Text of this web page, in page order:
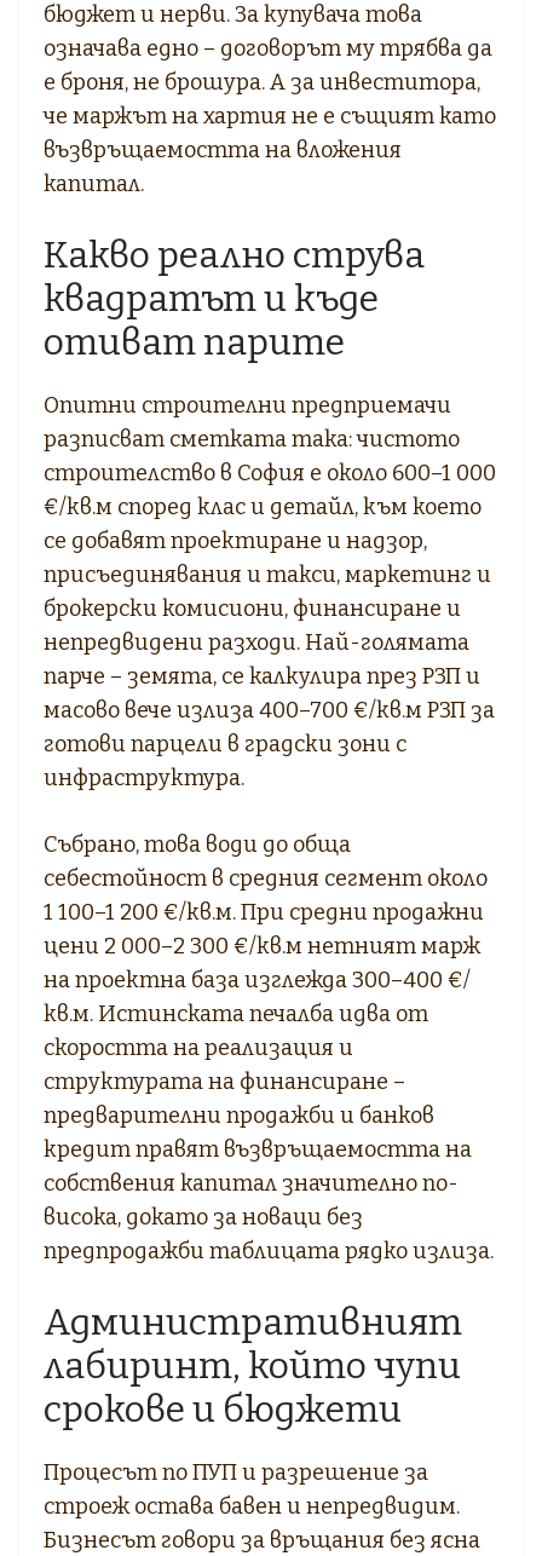
бюджет и нерви. За купувача това
означава едно – договорът му трябва да
е броня, не брошура. А за инвеститора,
че маржът на хартия не е същият като
възвръщаемостта на вложения
капитал.
Какво реално струва
квадратът и къде
отиват парите
Опитни строителни предприемачи
разписват сметката така: чистото
строителство в София е около 600–1 000
€/кв.м според клас и детайл, към което
се добавят проектиране и надзор,
присъединявания и такси, маркетинг и
брокерски комисиони, финансиране и
непредвидени разходи. Най-голямата
парче – земята, се калкулира през РЗП и
масово вече излиза 400–700 €/кв.м РЗП за
готови парцели в градски зони с
инфраструктура.
Събрано, това води до обща
себестойност в средния сегмент около
1 100–1 200 €/кв.м. При средни продажни
цени 2 000–2 300 €/кв.м нетният марж
на проектна база изглежда 300–400 €/
кв.м. Истинската печалба идва от
скоростта на реализация и
структурата на финансиране –
предварителни продажби и банков
кредит правят възвръщаемостта на
собствения капитал значително по-
висока, докато за новаци без
предпродажби таблицата рядко излиза.
Административният
лабиринт, който чупи
срокове и бюджети
Процесът по ПУП и разрешение за
строеж остава бавен и непредвидим.
Бизнесът говори за връщания без ясна